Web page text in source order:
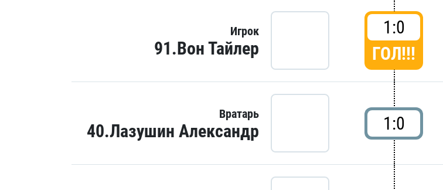
Игрок
91.Вон Тайлер
1:0
ГОЛ!!!
Вратарь
40.Лазушин Александр 1:0